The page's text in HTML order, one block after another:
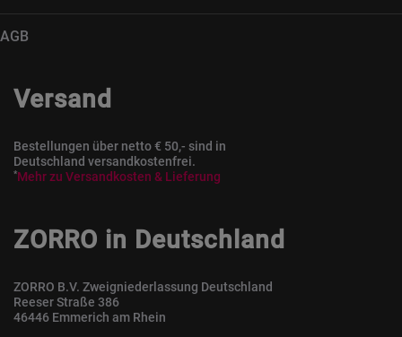
AGB
Versand
Bestellungen über netto € 50,- sind in
Deutschland versandkostenfrei.
*Mehr zu Versandkosten & Lieferung
ZORRO in Deutschland
ZORRO B.V. Zweigniederlassung Deutschland
Reeser Straße 386
46446 Emmerich am Rhein